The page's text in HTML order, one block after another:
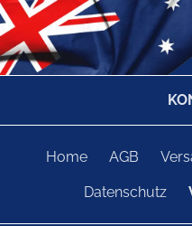
Home AGB
Datenschutz